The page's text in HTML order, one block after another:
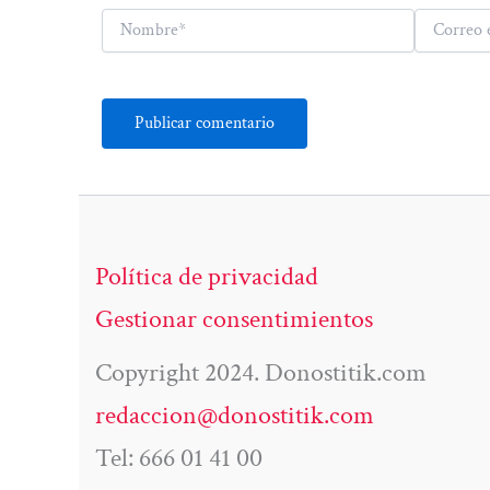
Nombre*
Correo
electrónico*
Política de privacidad
Gestionar consentimientos
Copyright 2024. Donostitik.com
redaccion@donostitik.com
Tel: 666 01 41 00